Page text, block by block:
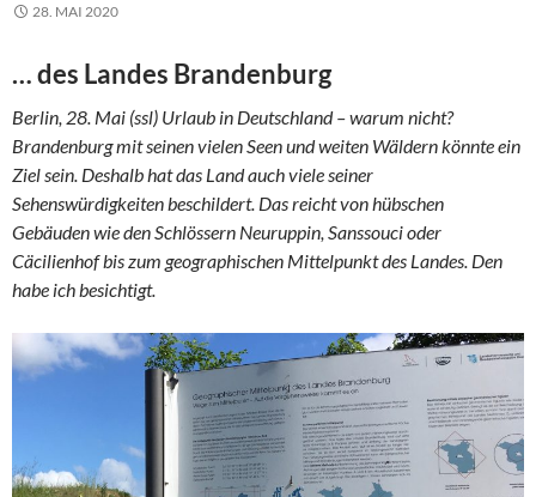
28. MAI 2020
… des Landes Brandenburg
Berlin, 28. Mai (ssl) Urlaub in Deutschland – warum nicht?
Brandenburg mit seinen vielen Seen und weiten Wäldern könnte ein
Ziel sein. Deshalb hat das Land auch viele seiner
Sehenswürdigkeiten beschildert. Das reicht von hübschen
Gebäuden wie den Schlössern Neuruppin, Sanssouci oder
Cäcilienhof bis zum geographischen Mittelpunkt des Landes. Den
habe ich besichtigt.